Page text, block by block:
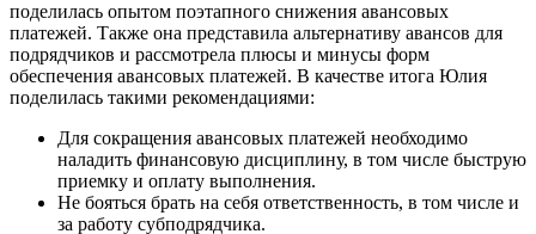
поделилась опытом поэтапного снижения авансовых
платежей. Также она представила альтернативу авансов для
подрядчиков и рассмотрела плюсы и минусы форм
обеспечения авансовых платежей. В качестве итога Юлия
поделилась такими рекомендациями:
Для сокращения авансовых платежей необходимо
наладить финансовую дисциплину, в том числе быструю
приемку и оплату выполнения.
Не бояться брать на себя ответственность, в том числе и
за работу субподрядчика.